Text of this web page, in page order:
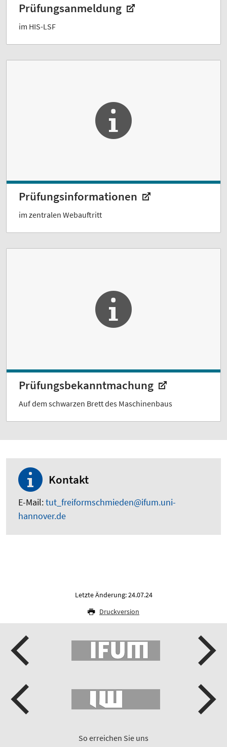
Prüfungsanmeldung
im HIS-LSF
Prüfungsinformationen
im zentralen Webauftritt
Prüfungsbekanntmachung
Auf dem schwarzen Brett des Maschinenbaus
Kontakt
E-Mail:tut_freiformschmieden@ifum.uni-
hannover.de
Letzte Änderung: 24.07.24
Druckversion
So erreichen Sie uns